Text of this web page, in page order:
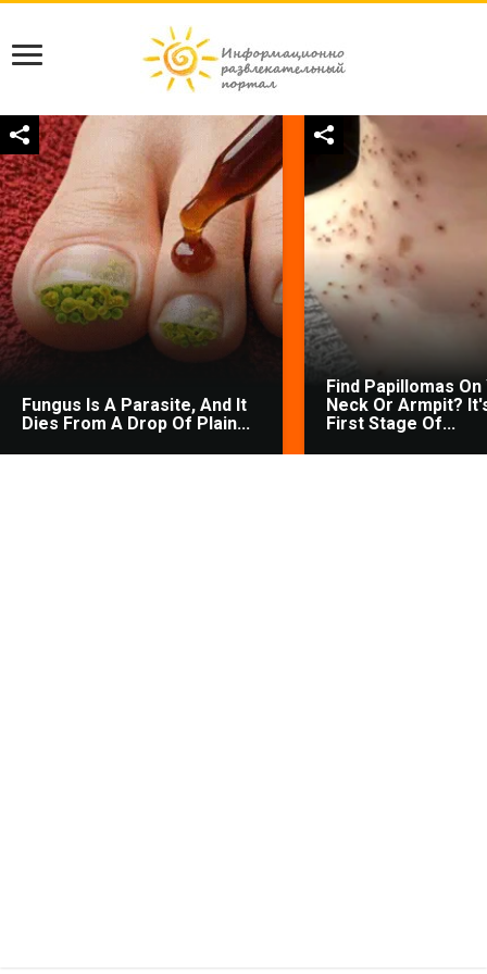
Fungus Is A Parasite, And It
Dies From A Drop Of Plain...
Find Papillomas On
Neck Or Armpit?
First Stage Of...